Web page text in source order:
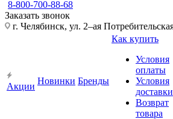
8-800-700-88-68
Заказать звонок
г. Челябинск, ул. 2–ая
Акции
Новинки Бренды
Как купить
Условия
оплаты
Условия
доставки
Возврат
товара